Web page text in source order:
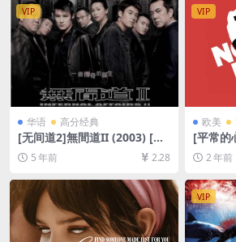
VIP
华语 高分经典
[无间道2]無間道II (2003) [百
度网盘+迅雷云盘资源1080P
超清][MP4/7.1GB][粤语原声
5 年前 2.28
VIP
欧美
[平常
t
080P超
文字幕]
2 年前
VIP